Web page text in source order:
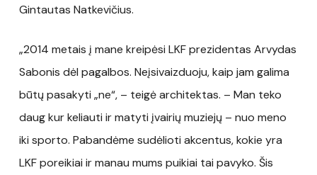
Gintautas Natkevičius.
„2014 metais į mane kreipėsi LKF prezidentas Arvydas
Sabonis dėl pagalbos. Neįsivaizduoju, kaip jam galima
būtų pasakyti „ne“, – teigė architektas. – Man teko
daug kur keliauti ir matyti įvairių muziejų – nuo meno
iki sporto. Pabandėme sudėlioti akcentus, kokie yra
LKF poreikiai ir manau mums puikiai tai pavyko. Šis